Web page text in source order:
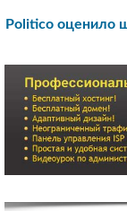
Politico оценило